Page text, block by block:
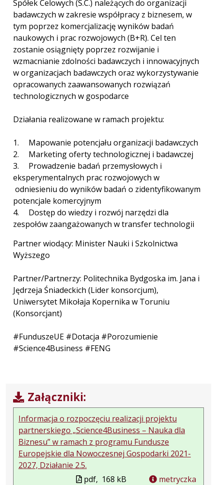
Spółek Celowych (S.C.) należących do organizacji
badawczych w zakresie współpracy z biznesem, w
tym poprzez komercjalizację wyników badań
naukowych i prac rozwojowych (B+R). Cel ten
zostanie osiągnięty poprzez rozwijanie i
wzmacnianie zdolności badawczych i innowacyjnych
w organizacjach badawczych oraz wykorzystywanie
opracowanych zaawansowanych rozwiązań
technologicznych w gospodarce
Działania realizowane w ramach projektu:
1. Mapowanie potencjału organizacji badawczych
2. Marketing oferty technologicznej i badawczej
3. Prowadzenie badań przemysłowych i
eksperymentalnych prac rozwojowych w
odniesieniu do wyników badań o zidentyfikowanym
potencjale komercyjnym
4. Dostęp do wiedzy i rozwój narzędzi dla
zespołów zaangażowanych w transfer technologii
Partner wiodący: Minister Nauki i Szkolnictwa
Wyższego
Partner/Partnerzy: Politechnika Bydgoska im. Jana i
Jędrzeja Śniadeckich (Lider konsorcjum),
Uniwersytet Mikołaja Kopernika w Toruniu
(Konsorcjant)
#FunduszeUE #Dotacja #Porozumienie
#Science4Business #FENG
Załączniki:
Informacja o rozpoczęciu realizacji projektu
partnerskiego „Science4Business – Nauka dla
Biznesu” w ramach z programu Fundusze
Europejskie dla Nowoczesnej Gospodarki 2021-
2027, Działanie 2.5.
pdf, 168 kB metryczka